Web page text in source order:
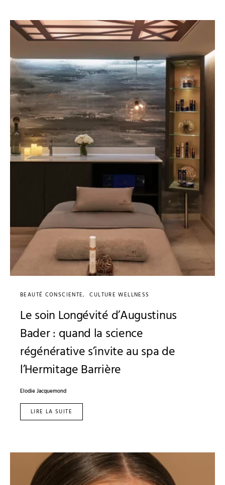
BEAUTÉ CONSCIENTE CULTURE WELLNESS
Le soin Longévité d’Augustinus
Bader : quand la science
régénérative s’invite au spa de
l’Hermitage Barrière
Elodie Jacquemond
LIRE LA SUITE